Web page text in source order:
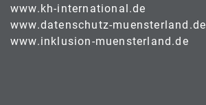
www.kh-international.de
www.datenschutz-muensterland.de
www.inklusion-muensterland.de